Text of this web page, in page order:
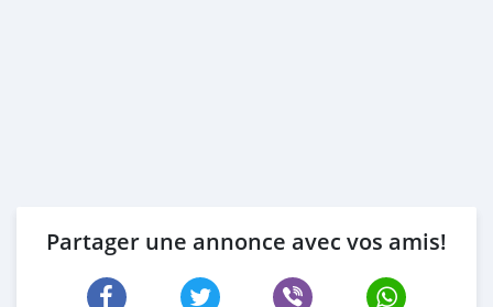
Partager une annonce avec vos amis!